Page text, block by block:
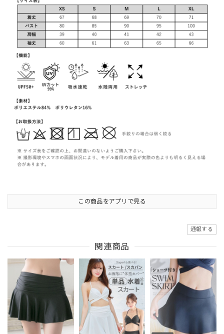
この商品をアプリで見る
通報する
関連商品